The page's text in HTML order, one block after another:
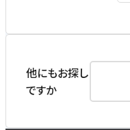
他にもお探し
ですか